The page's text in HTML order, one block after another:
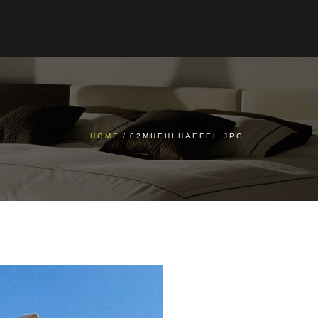
HOME / 02MUEHLHAEFEL.JPG